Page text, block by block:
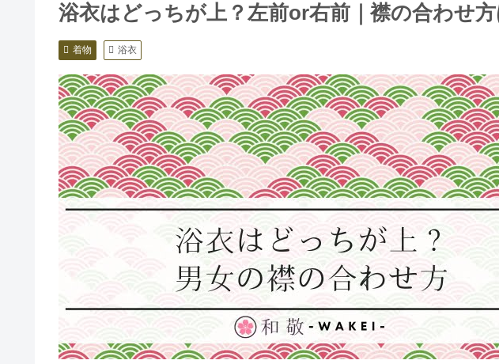
浴衣はどっちが上？左前or右前｜襟の合わせ
着物 浴衣